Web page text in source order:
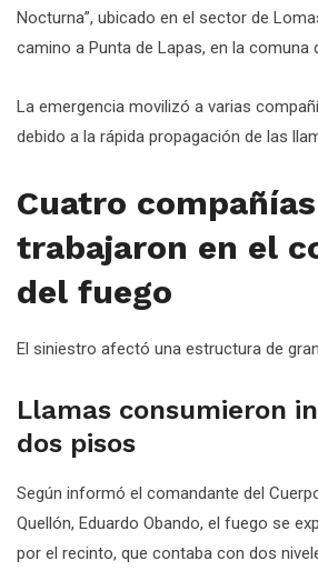
Nocturna”, ubicado en el sector de
camino a Punta de Lapas, en la comuna
La emergencia movilizó a varias
debido a la rápida propagación de las
Cuatro compañías
trabajaron en el
del fuego
El siniestro afectó una estructura de
Llamas consumieron
dos pisos
Según informó el comandante del
Quellón, Eduardo Obando, el fuego se
por el recinto, que contaba con dos